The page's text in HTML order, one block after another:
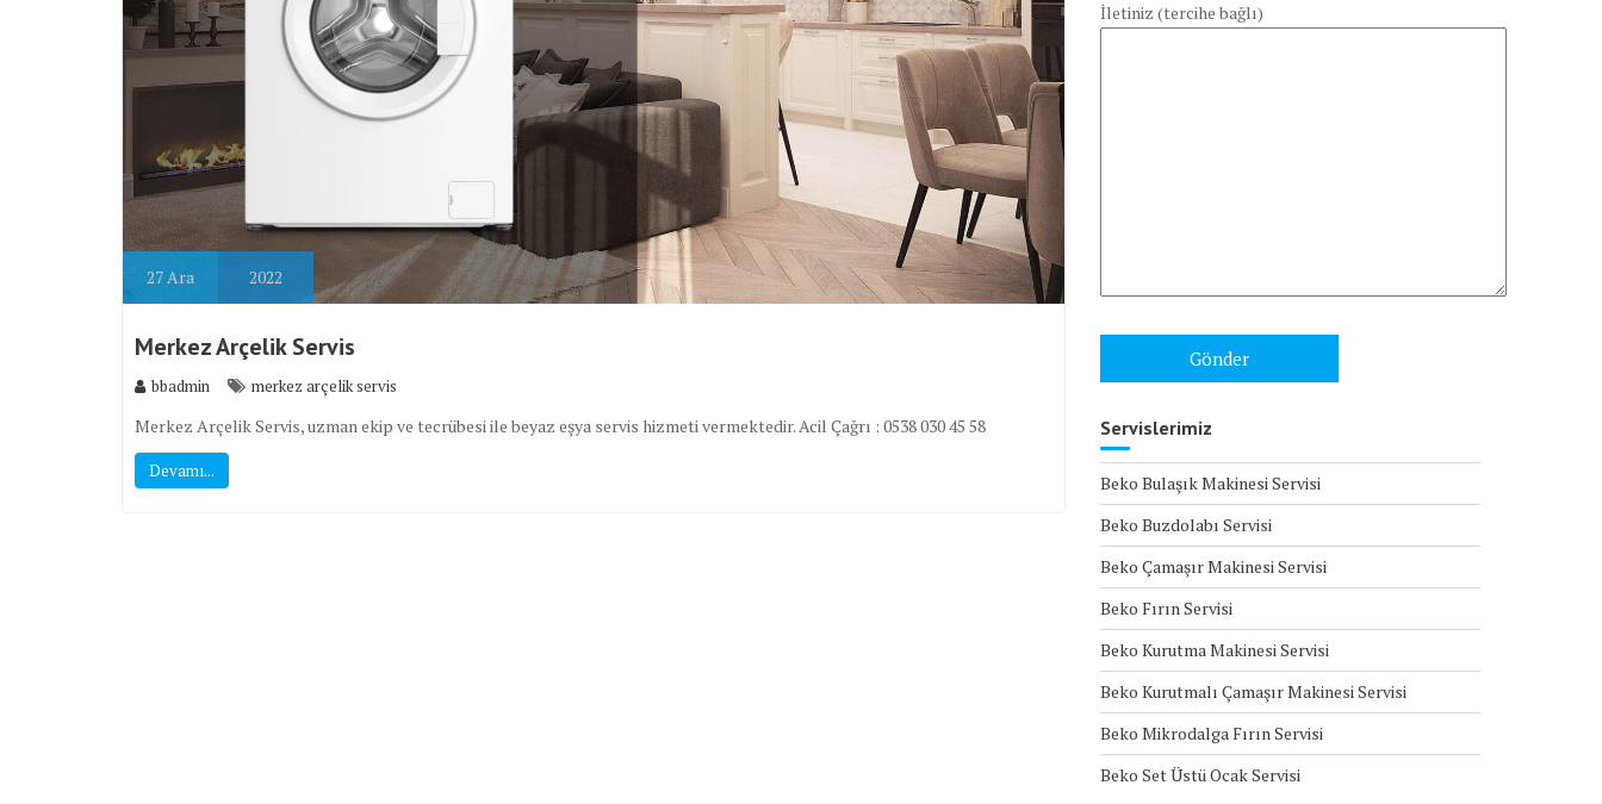
27Ara 2022
Merkez Arçelik Servis
bbadmin merkez arçelik servis
Merkez Arçelik Servis, uzman ekip ve tecrübesi ile beyaz eşya servis hizmeti vermektedir. Acil Çağrı : 0538 030 45 58
Devamı...
İletiniz (tercihe bağlı)
Servislerimiz
Beko Bulaşık Makinesi Servisi
Beko Buzdolabı Servisi
Beko Çamaşır Makinesi Servisi
Beko Fırın Servisi
Beko Kurutma Makinesi Servisi
Beko Kurutmalı Çamaşır Makinesi Servisi
Beko Mikrodalga Fırın Servisi
Beko Set Üstü Ocak Servisi